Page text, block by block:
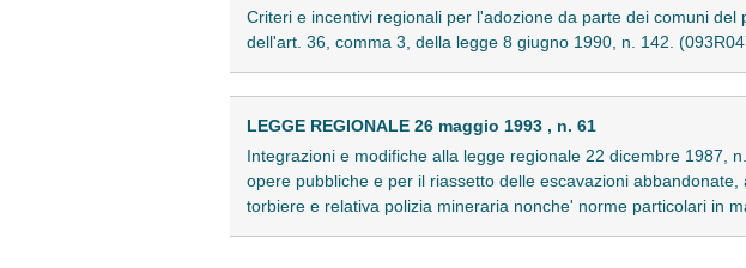
Criteri e incentivi regionali per l'adozione da parte dei comuni
dell'art. 36, comma 3, della legge 8 giugno 1990, n. 142.
LEGGE REGIONALE 26 maggio 1993 , n. 61
Integrazioni e modifiche alla legge regionale 22 dicembre 1987,
opere pubbliche e per il riassetto delle escavazioni
torbiere e relativa polizia mineraria nonche' norme particolari in